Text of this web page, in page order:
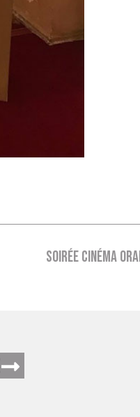
Soirée cinéma